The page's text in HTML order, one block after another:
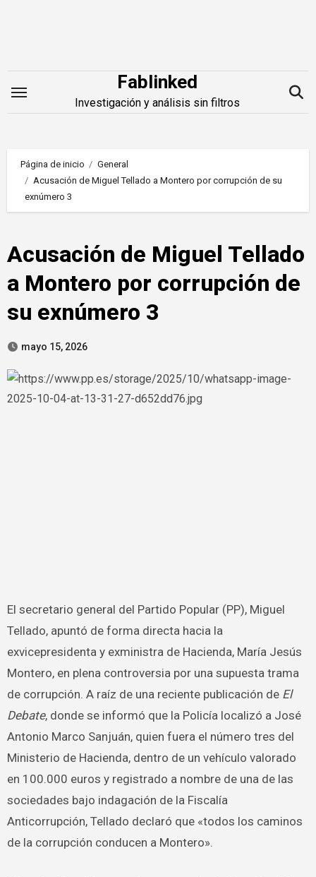
Fablinked
Investigación y análisis sin filtros
Página de inicio
General
Acusación de Miguel Tellado a Montero por corrupción de su
exnúmero 3
Acusación de Miguel Tellado
a Montero por corrupción de
su exnúmero 3
mayo 15, 2026
El secretario general del Partido Popular (PP), Miguel
Tellado, apuntó de forma directa hacia la
exvicepresidenta y exministra de Hacienda, María Jesús
Montero, en plena controversia por una supuesta trama
de corrupción. A raíz de una reciente publicación de El
Debate, donde se informó que la Policía localizó a José
Antonio Marco Sanjuán, quien fuera el número tres del
Ministerio de Hacienda, dentro de un vehículo valorado
en 100.000 euros y registrado a nombre de una de las
sociedades bajo indagación de la Fiscalía
Anticorrupción, Tellado declaró que «todos los caminos
de la corrupción conducen a Montero».